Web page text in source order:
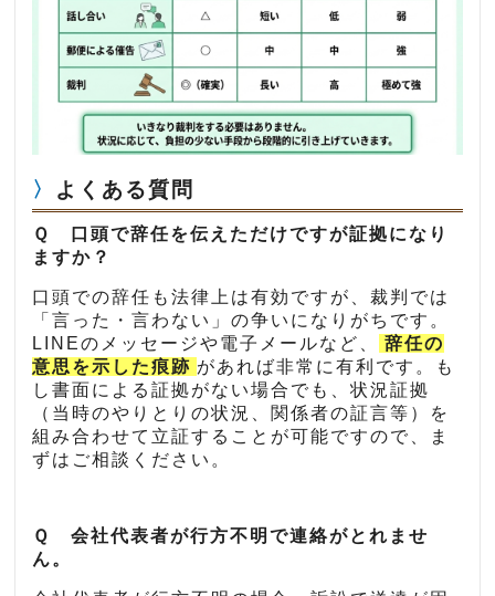
よくある質問
Ｑ 口頭で辞任を伝えただけですが証拠になり
ますか？
口頭での辞任も法律上は有効ですが、裁判では
「言った・言わない」の争いになりがちです。
LINEのメッセージや電子メールなど、
辞任の
意思を示した痕跡 があれば非常に有利です。も
し書面による証拠がない場合でも、状況証拠
（当時のやりとりの状況、関係者の証言等）を
組み合わせて立証することが可能ですので、ま
ずはご相談ください。
Ｑ 会社代表者が行方不明で連絡がとれませ
ん。